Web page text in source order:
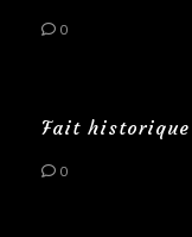
0
Fait
0